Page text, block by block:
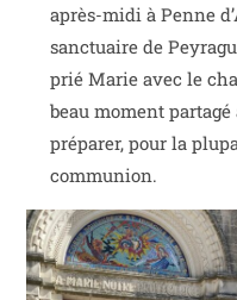
après-midi à Penne
sanctuaire de
prié Marie avec le
beau moment
préparer, pour la
communion.